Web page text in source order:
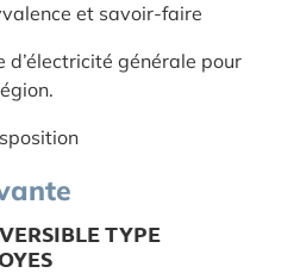
et savoir-faire
générale pour
TYPE